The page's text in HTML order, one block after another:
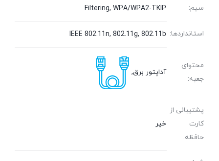
سیم:
Filtering, WPA/WPA2-TKIP
استانداردها: IEEE 802.11n, 802.11g, 802.11b
محتوای
جعبه:
آداپتور برق,
پشتیبانی از
کارت
حافظه:
خیر